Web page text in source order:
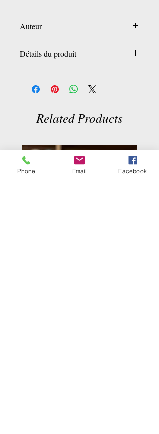
Auteur
Betty Mahmoody
Détails du produit :
EAN: 9782876451667
Nombre de pages : 364
Related Products
Phone Email Facebook